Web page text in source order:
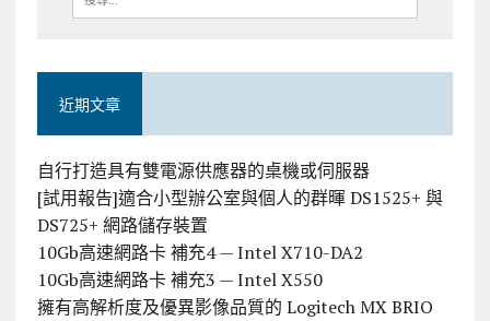
近期文章
自行打造具有雙電源供應器的桌機或伺服器
[試用報告]適合小型辦公室與個人的群暉 DS1525+ 與
DS725+ 網路儲存裝置
10Gb高速網路卡 補充4 — Intel X710-DA2
10Gb高速網路卡 補充3 — Intel X550
擁有高解析度及優異影像品質的 Logitech MX BRIO